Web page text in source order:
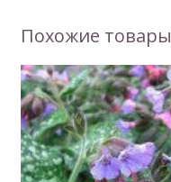
Похожие товары